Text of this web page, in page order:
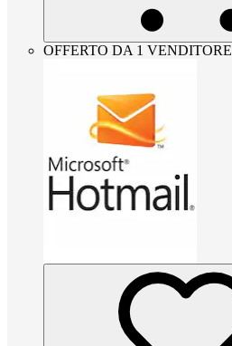
OFFERTO DA 1 VENDITORE